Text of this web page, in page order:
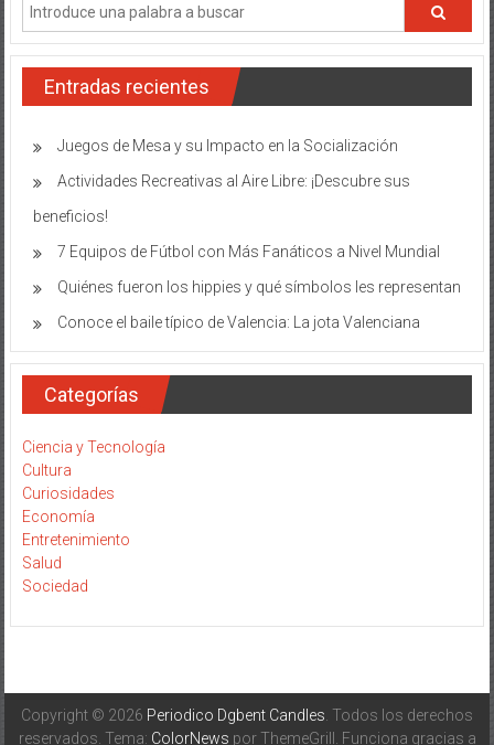
Entradas recientes
Juegos de Mesa y su Impacto en la Socialización
Actividades Recreativas al Aire Libre: ¡Descubre sus
beneficios!
7 Equipos de Fútbol con Más Fanáticos a Nivel Mundial
Quiénes fueron los hippies y qué símbolos les representan
Conoce el baile típico de Valencia: La jota Valenciana
Categorías
Ciencia y Tecnología
Cultura
Curiosidades
Economía
Entretenimiento
Salud
Sociedad
Copyright © 2026 Periodico Dgbent Candles . Todos los derechos
reservados. Tema: ColorNews por ThemeGrill. Funciona gracias a